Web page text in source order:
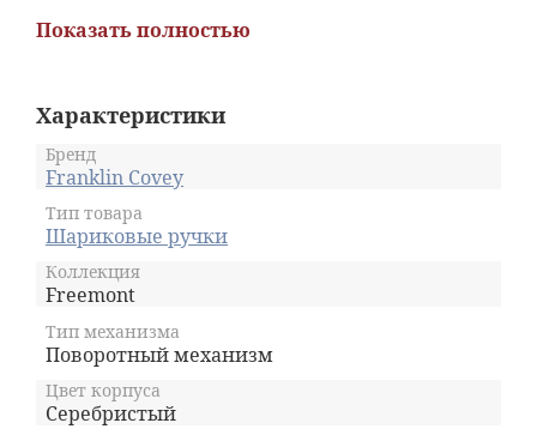
поворотного действия. Вес ручки составляет
выполнен из нержавеющей стали. Для
заправки используется специальный
шариковый стержень. Поставляется
устройство в фирменной коробке из толстого
Показать полностью
Характеристики
Бренд
Franklin Covey
Тип товара
Шариковые ручки
Коллекция
Freemont
Тип механизма
Поворотный механизм
Цвет корпуса
Серебристый